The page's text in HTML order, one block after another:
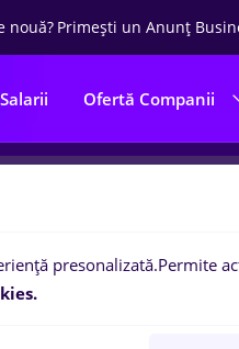
nouă? Primești un Anunț
Salarii Ofertă Companii
0locuri de
presonalizată.Permite